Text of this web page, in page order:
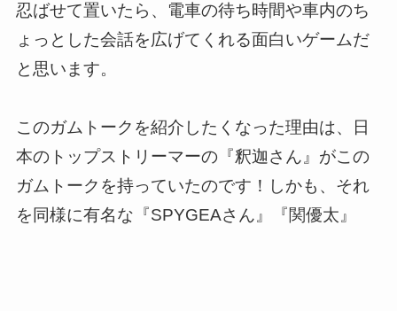
忍ばせて置いたら、電車の待ち時間や車内のち
ょっとした会話を広げてくれる面白いゲームだ
と思います。
このガムトークを紹介したくなった理由は、日
本のトップストリーマーの『釈迦さん』がこの
ガムトークを持っていたのです！しかも、それ
を同様に有名な『SPYGEAさん』『関優太』